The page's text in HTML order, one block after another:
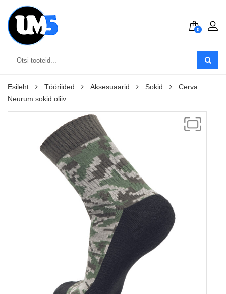
0
Esileht Tööriided Aksesuaarid Sokid
Cerva
Neurum sokid oliiv